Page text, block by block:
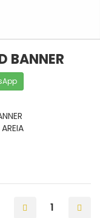
BANNER